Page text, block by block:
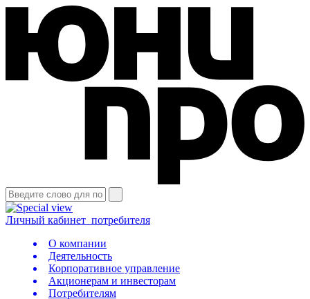
Личный кабинет потребителя
О компании
Деятельность
Корпоративное управление
Акционерам и инвесторам
Потребителям